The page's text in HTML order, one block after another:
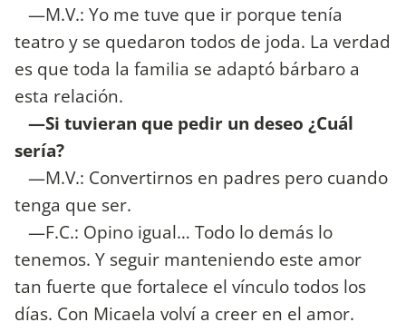
—M.V.: Yo me tuve que ir porque tenía
teatro y se quedaron todos de joda. La verdad
es que toda la familia se adaptó bárbaro a
esta relación.
—Si tuvieran que pedir un deseo ¿Cuál
sería?
—M.V.: Convertirnos en padres pero cuando
tenga que ser.
—F.C.: Opino igual… Todo lo demás lo
tenemos. Y seguir manteniendo este amor
tan fuerte que fortalece el vínculo todos los
días. Con Micaela volví a creer en el amor.